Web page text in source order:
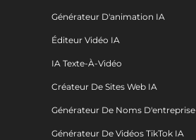
Générateur D'animation IA
Éditeur Vidéo IA
IA Texte-À-Vidéo
Créateur De Sites Web IA
Générateur De Noms D'entreprise
Générateur De Vidéos TikTok IA